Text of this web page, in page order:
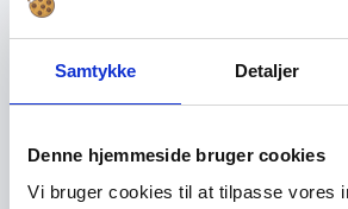
Samtykke Detaljer
Denne hjemmeside bruger cookies
Vi bruger cookies til at tilpasse vores
og det var uklart, hvilke
løse opgaven hurtigt nok, og
højde for de mange forskellige
forklarer han. ”Men nu er
muligheder er åbnet.”